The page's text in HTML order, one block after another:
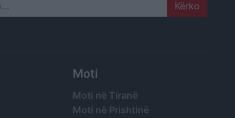
Moti
Moti në Tiranë
Moti në Prishtinë